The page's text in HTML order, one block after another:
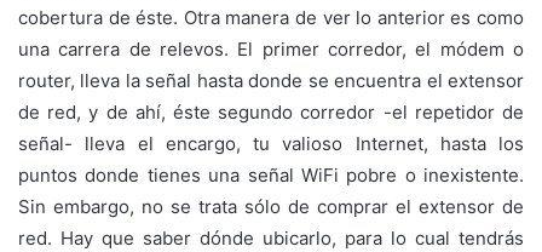
cobertura de éste. Otra manera de ver lo anterior es como
una carrera de relevos. El primer corredor, el módem o
router, lleva la señal hasta donde se encuentra el extensor
de red, y de ahí, éste segundo corredor -el repetidor de
señal- lleva el encargo, tu valioso Internet, hasta los
puntos donde tienes una señal WiFi pobre o inexistente.
Sin embargo, no se trata sólo de comprar el extensor de
red. Hay que saber dónde ubicarlo, para lo cual tendrás